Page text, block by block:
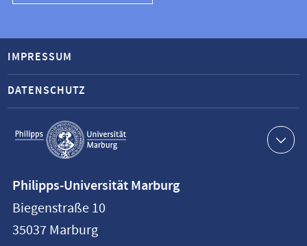
Service-
Navigation
IMPRESSUM
DATENSCHUTZ
Philipps-
Universität
Marburg
Philipps-Universität Marburg
Biegenstraße 10
35037 Marburg